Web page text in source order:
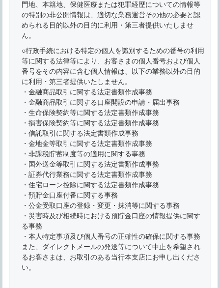
門地、本籍地、保健医療または犯罪経歴についての情報等
の特別の非公開情報は、適切な業務運営その他の必要と認
められる目的以外の目的に利用・第三者提供いたしませ
ん。
○行政手続における特定の個人を識別するための番号の利用
等に関する法律等により、お客さまの個人番号および個人
番号をその内容に含む個人情報は、以下の業務以外の目的
に利用・第三者提供いたしません。
・金融商品取引に関する法定書類作成事務
・金融商品取引に関する口座開設の申請・届出事務
・生命保険契約等に関する法定書類作成事務
・損害保険契約等に関する法定書類作成事務
・信託取引に関する法定書類作成事務
・金地金等取引に関する法定書類作成事務
・非課税貯蓄制度等の適用に関する事務
・国外送金等取引に関する法定書類作成事務
・証券代行業務に関する法定書類作成事務
・住宅ローン控除に関する法定書類作成事務
・預貯金口座付番に関する事務
・公金受取口座の登録・変更・抹消等に関する事務
・災害時及び相続時における預貯金口座の情報提供に関す
る事務
・本人特定事項及び個人番号の正確性の確保に関する事務
また、ダイレクトメールの発送等について中止を希望され
るお客さまは、お取引のある当行本支店にお申し出くださ
い。